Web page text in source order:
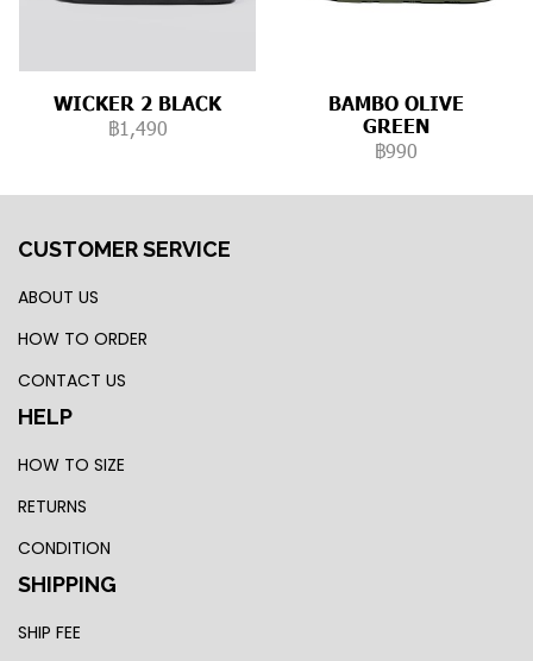
WICKER 2 BLACK
฿1,490
BAMBO OLIVE
GREEN
฿990
CUSTOMER SERVICE
ABOUT US
HOW TO ORDER
CONTACT US
HELP
HOW TO SIZE
RETURNS
CONDITION
SHIPPING
SHIP FEE